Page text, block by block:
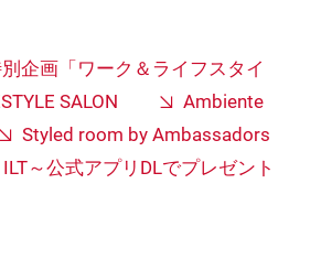
企画「ワーク＆ライフスタイ
SALON
Ambiente
Styled room by Ambassadors
～公式アプリDLでプレゼント